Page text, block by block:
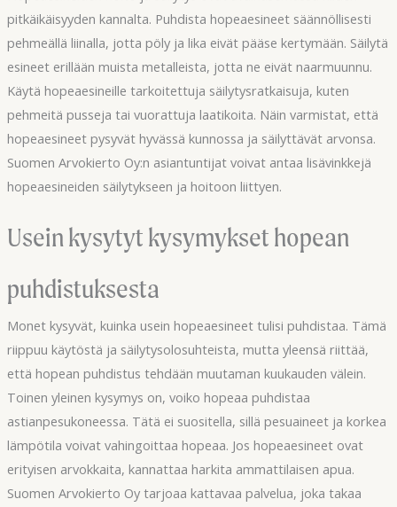
pitkäikäisyyden kannalta. Puhdista hopeaesineet säännöllisesti
pehmeällä liinalla, jotta pöly ja lika eivät pääse kertymään. Säilytä
esineet erillään muista metalleista, jotta ne eivät naarmuunnu.
Käytä hopeaesineille tarkoitettuja säilytysratkaisuja, kuten
pehmeitä pusseja tai vuorattuja laatikoita. Näin varmistat, että
hopeaesineet pysyvät hyvässä kunnossa ja säilyttävät arvonsa.
Suomen Arvokierto Oy:n asiantuntijat voivat antaa lisävinkkejä
hopeaesineiden säilytykseen ja hoitoon liittyen.
Usein kysytyt kysymykset hopean
puhdistuksesta
Monet kysyvät, kuinka usein hopeaesineet tulisi puhdistaa. Tämä
riippuu käytöstä ja säilytysolosuhteista, mutta yleensä riittää,
että hopean puhdistus tehdään muutaman kuukauden välein.
Toinen yleinen kysymys on, voiko hopeaa puhdistaa
astianpesukoneessa. Tätä ei suositella, sillä pesuaineet ja korkea
lämpötila voivat vahingoittaa hopeaa. Jos hopeaesineet ovat
erityisen arvokkaita, kannattaa harkita ammattilaisen apua.
Suomen Arvokierto Oy tarjoaa kattavaa palvelua, joka takaa